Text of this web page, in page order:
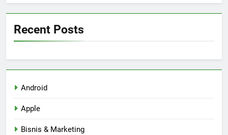
Recent Posts
Android
Apple
Bisnis & Marketing